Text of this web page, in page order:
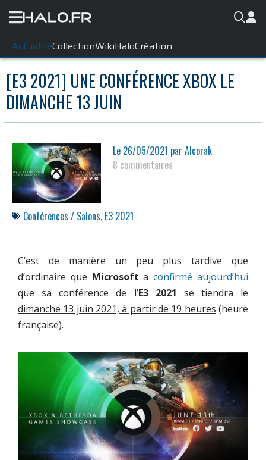
ActualitéCollectionWikiHaloCréation
[E3 2021] UNE CONFÉRENCE XBOX LE
DIMANCHE 13 JUIN
Le 26/05/2021 par Alcorak
8 commentaires
Conférences / Salons, E3 2021
C’est de manière un peu plus tardive que
d’ordinaire que Microsoft aconfirmé aujourd’hui
que sa conférence de l’E3 2021 se tiendra le
dimanche 13 juin 2021, à partir de 19 heures (heure
française).